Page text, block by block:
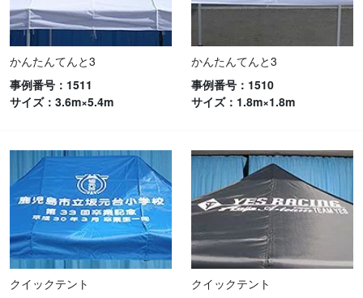
かんたんてんと3
事例番号：1511
サイズ：3.6m×5.4m
かんたんてんと3
事例番号：1510
サイズ：1.8m×1.8m
クイックテント
クイックテント